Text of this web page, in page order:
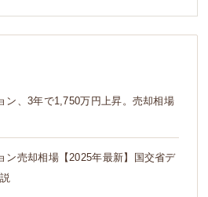
ン、3年で1,750万円上昇。売却相場
ン売却相場【2025年最新】国交省デ